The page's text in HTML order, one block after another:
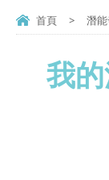
首頁 > 潛
我